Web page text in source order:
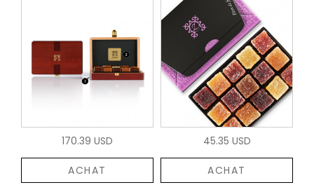
170.39 USD
ACHAT
45.35 USD
ACHAT